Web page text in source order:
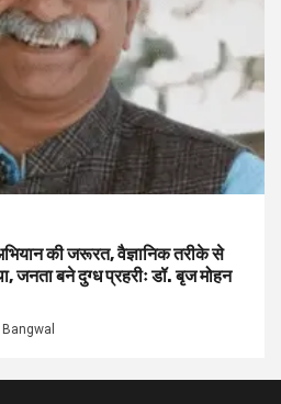
की जरूरत, वैज्ञानिक तरीके से
जनता बने दुग्ध प्रहरीः डॉ. बृज मोहन